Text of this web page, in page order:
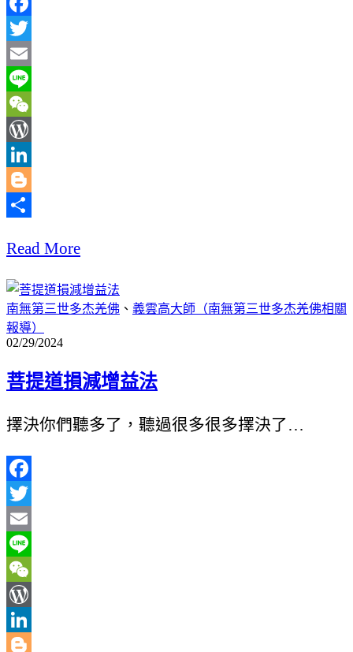
Facebook
Twitter
Email
Line
WeChat
WordPress
LinkedIn
Blogger
享
Read More
南無第三世多杰羌佛 、 義雲高大師（南無第三世多杰羌佛相關
報導）
02/29/2024
菩提道損減增益法
擇決你們聽多了，聽過很多很多擇決了…
Facebook
Twitter
Email
Line
WeChat
WordPress
LinkedIn